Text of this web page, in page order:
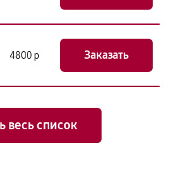
4800 р Заказать
весь список